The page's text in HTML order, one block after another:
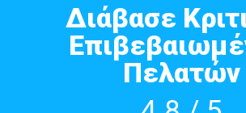
Διάβασε
Πελατών